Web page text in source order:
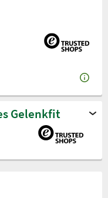
Gelenkfit